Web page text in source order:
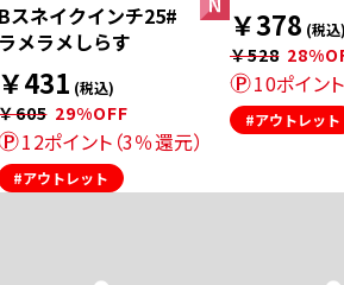
Bスネイクインチ25#
ラメラメしらす
￥431 (税込)
605 29%OFF
12ポイント（3％還元）
#アウトレット
￥378 (税込)
￥528
10ポイン
#アウトレット